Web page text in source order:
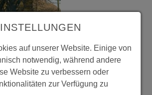
auf unserer Website. Einige von
notwendig, während andere
Website zu verbessern oder
zur Verfügung zu